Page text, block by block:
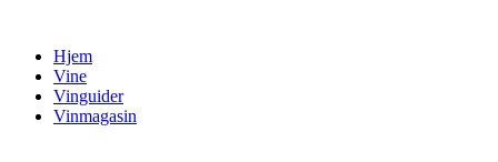
indholdHjem
Vine
Vinguider
Vinmagasin